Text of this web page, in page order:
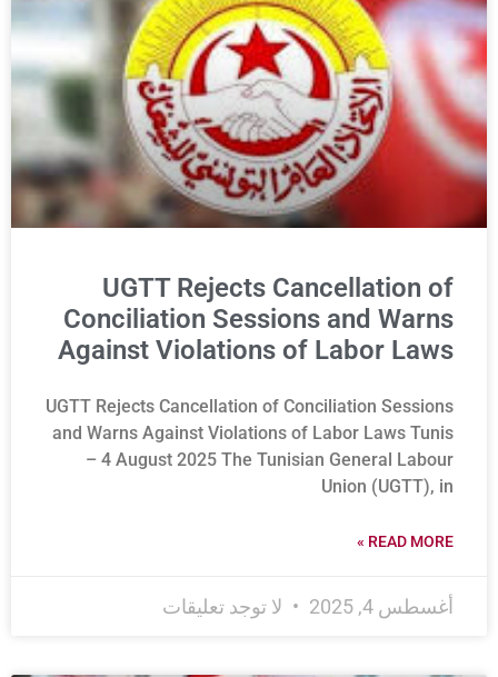
UGTT Rejects Cancellation of
Conciliation Sessions and Warns
Against Violations of Labor Laws
UGTT Rejects Cancellation of Conciliation Sessions
and Warns Against Violations of Labor Laws Tunis
– 4 August 2025 The Tunisian General Labour
Union (UGTT), in
READ MORE »
أغسطس 4, 2025 لا توجد تعليقات